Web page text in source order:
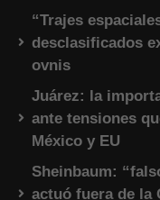
“Trajes
desclasificados
ovnis
Juárez: la
ante tensiones
México y EU
Sheinbaum:
actuó fuera de la